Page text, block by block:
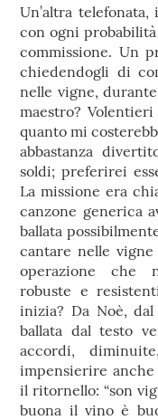
Un’altra
con ogni
commissione. Un
chiedendogli di
nelle vigne,
maestro?
quanto mi
abbastanza
soldi; preferirei
La missione era
canzone generica
ballata
cantare nelle
operazione che
robuste e
inizia? Da Noè,
ballata dal testo
accordi,
impensierire
il ritornello: “son
buona il vino è